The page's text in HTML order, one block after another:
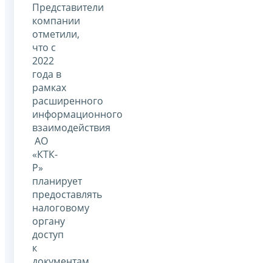
Представители
компании
отметили,
что с
2022
года в
рамках
расширенного
информационного
взаимодействия
АО
«КТК-
Р»
планирует
предоставлять
налоговому
органу
доступ
к